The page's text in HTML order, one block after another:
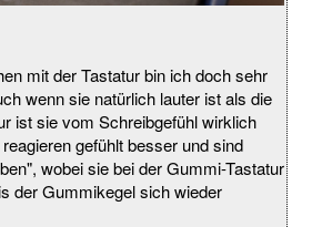
mit der Tastatur bin ich doch sehr
wenn sie natürlich lauter ist als die
ist sie vom Schreibgefühl wirklich
gefühlt besser und sind
wobei sie bei der Gummi-Tastatur
der Gummikegel sich wieder